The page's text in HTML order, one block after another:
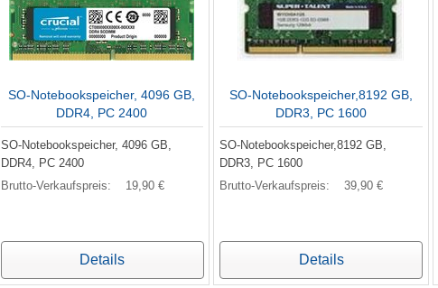
SO-Notebookspeicher, 4096 GB,
DDR4, PC 2400
SO-Notebookspeicher, 4096 GB,
DDR4, PC 2400
Brutto-Verkaufspreis:
19,90 €
Details
SO-Notebookspeicher,8192 GB,
DDR3, PC 1600
SO-Notebookspeicher,8192 GB,
DDR3, PC 1600
Brutto-Verkaufspreis:
39,90 €
Details